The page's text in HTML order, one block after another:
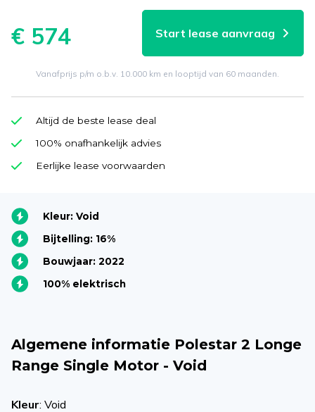
€ 574 Start lease aanvraag
Vanafprijs p/m o.b.v. 10.000 km en looptijd van 60 maanden.
Altijd de beste lease deal
100% onafhankelijk advies
Eerlijke lease voorwaarden
Kleur: Void
Bijtelling: 16%
Bouwjaar: 2022
100% elektrisch
Algemene informatie Polestar 2 Longe
Range Single Motor - Void
Kleur: Void